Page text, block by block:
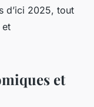
d’ici 2025, tout
et
et